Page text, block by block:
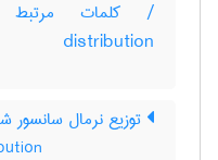
distribution
توزیع نرمال سانسور